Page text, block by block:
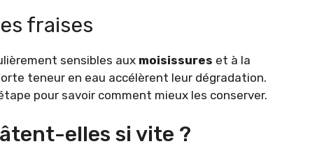
fraises
sensibles aux moisissures et à la
teneur en eau accélèrent leur dégradation.
pour savoir comment mieux les conserver.
elles si vite ?